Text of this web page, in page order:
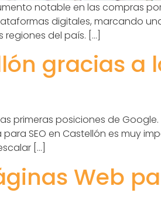
notable en las compras
digitales, marcando
del país. […]
gracias a
primeras posiciones de
SEO en Castellón es muy
[…]
Web